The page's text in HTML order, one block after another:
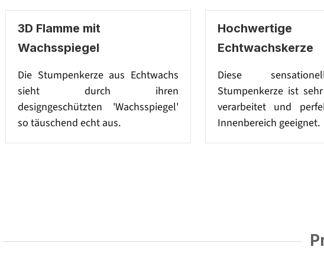
3D Flamme mit
Wachsspiegel
Die Stumpenkerze aus Echtwachs
sieht durch ihren
designgeschützten 'Wachsspiegel'
so täuschend echt aus.
Hochwertige
Echtwachskerze
Diese
Stumpenkerze ist
verarbeitet und
Innenbereich geeignet.